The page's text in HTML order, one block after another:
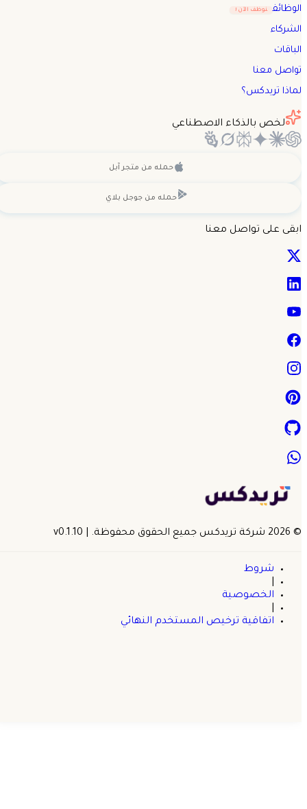
الوظائف
نوظف الآن !
الشركاء
الباقات
تواصل معنا
لماذا تريدكس؟
لخص بالذكاء الاصطناعي
حمله من متجر آبل
حمله من جوجل بلاي
ابقى على تواصل معنا
©
2026 شركة تريدكس جميع الحقوق محفوظة.| v
0.1.10
شروط
الخصوصية
اتفاقية ترخيص المستخدم النهائي